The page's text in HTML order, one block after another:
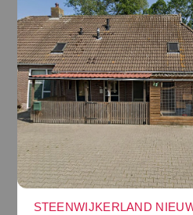
STEENWIJKERLAND